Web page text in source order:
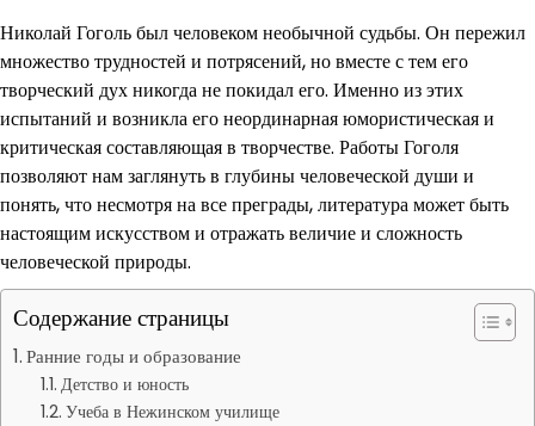
Николай Гоголь был человеком необычной судьбы. Он пережил
множество трудностей и потрясений, но вместе с тем его
творческий дух никогда не покидал его. Именно из этих
испытаний и возникла его неординарная юмористическая и
критическая составляющая в творчестве. Работы Гоголя
позволяют нам заглянуть в глубины человеческой души и
понять, что несмотря на все преграды, литература может быть
настоящим искусством и отражать величие и сложность
человеческой природы.
Содержание страницы
Ранние годы и образование
Детство и юность
Учеба в Нежинском училище